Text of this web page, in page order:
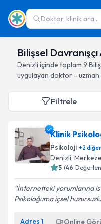
Doktor, klinik ara...
Bilişsel
Denizli içinde toplam 9
uygulayan doktor - uzman
Filtrele
Klinik
Psikoloji +2 diğer
Denizli,
5 (46
İnternetteki yorumlarına
Psikoloğuma içsel
Adres 1 Online